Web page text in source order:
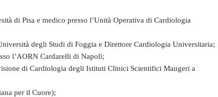
di Pisa e medico presso l’Unità Operativa di Cardiologia
degli Studi di Foggia e Direttore Cardiologia Universitaria;
l’AORN Cardarelli di Napoli;
di Cardiologia degli Istituti Clinici Scientifici Maugeri a
per il Cuore);